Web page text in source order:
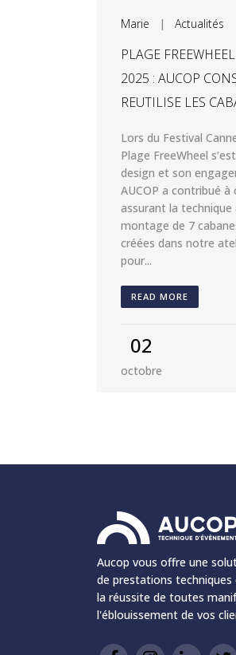
Marie | Actualités
PLAGE
2025 : AUCOP
REUTILISE LES
Lors du Festival
Plage FreeWheel
design et son
AUCOP a contribué
assurant la technique
montage de 7
créées dans notre
pour...
READ MORE
02
octobre
Aucop vous offre une
de prestations
la réussite de toutes
l'éblouissement de vos